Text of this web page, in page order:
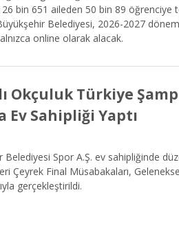
26 bin 651 aileden 50 bin 89
Belediyesi, 2026-2027
online olarak alacak.
Okçuluk Türkiye
Ev Sahipliği Yaptı
Belediyesi Spor A.Ş. ev sahipliğinde
Çeyrek Final Müsabakaları,
gerçekleştirildi.